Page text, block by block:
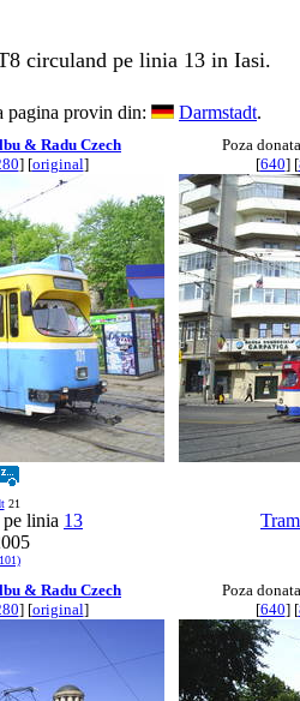
circuland pe linia 13 in Iasi.
pagina provin din:
Darmstadt.
& Radu Czech
] [original]
21
pe linia 13
Poza
[640] [
& Radu Czech
] [original]
Poza
[640] [